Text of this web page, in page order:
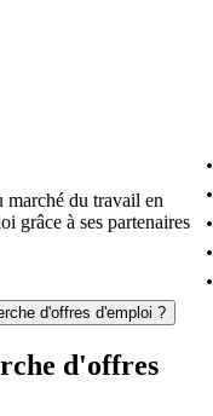
marché du travail en
grâce à ses partenaires
d'offres d'emploi ?
d'offres